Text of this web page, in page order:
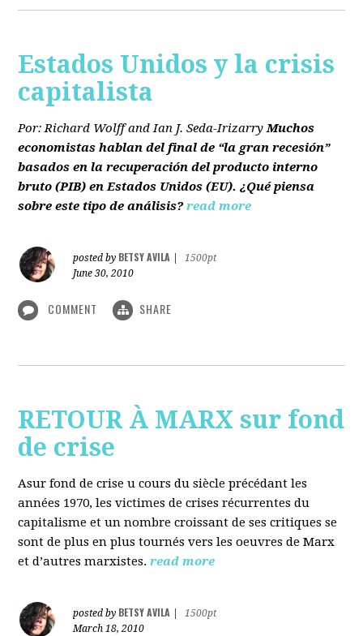
Estados Unidos y la crisis
capitalista
Por: Richard Wolff and Ian J. Seda-Irizarry Muchos
economistas hablan del final de “la gran recesión”
basados en la recuperación del producto interno
bruto(PIB)en Estados Unidos(EU). ¿Qué piensa
sobre este tipo de análisis? read more
posted by BETSY AVILA
1500pt
June 30, 2010
COMMENT SHARE
RETOUR À MARX sur fond
de crise
Asur fond de crise u cours du siècle précédant les
années 1970, les victimes de crises récurrentes du
capitalisme et un nombre croissant de ses critiques se
sont de plus en plus tournés vers les oeuvres de Marx
et d’autres marxistes. read more
posted by BETSY AVILA
1500pt
March 18, 2010